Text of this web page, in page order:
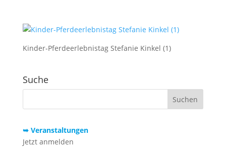
Kinder-Pferdeerlebnistag Stefanie Kinkel (1)
Suche
➥ Veranstaltungen
Jetzt anmelden